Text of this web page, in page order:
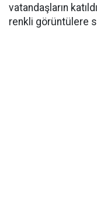
vatandaşların
renkli görüntülere